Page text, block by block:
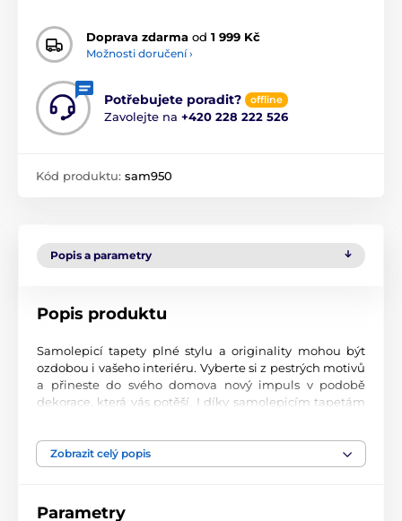
Doprava zdarma od 1 999 Kč
Možnosti doručení ›
Potřebujete poradit? offline
Zavolejte na +420 228 222 526
Kód produktu: sam950
Popis a parametry
Popis produktu
Samolepicí tapety plné stylu a originality mohou být
ozdobou i vašeho interiéru. Vyberte si z pestrých motivů
a přineste do svého domova nový impuls v podobě
dekorace, která vás potěší. I díky samolepicím tapetám
Perfektní tiskové zpracování
materiál s jemným povrchem a matným vzhledem. Tisk
Zobrazit celý popis
Parametry